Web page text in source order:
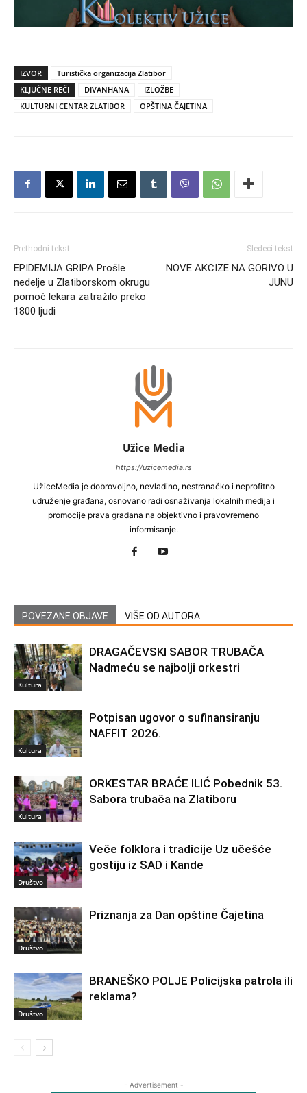
IZVOR
Turistička organizacija Zlatibor
KLJUČNE REČI
DIVANHANA
IZLOŽBE
KULTURNI CENTAR ZLATIBOR
OPŠTINA ČAJETINA
Prethodni tekst
EPIDEMIJA GRIPA Prošle
nedelje u Zlatiborskom okrugu
pomoć lekara zatražilo preko
1800 ljudi
Sledeći tekst
NOVE AKCIZE NA GORIVO U
JUNU
Užice Media
https://uzicemedia.rs
UžiceMedia je dobrovoljno, nevladino, nestranačko i neprofitno
udruženje građana, osnovano radi osnaživanja lokalnih medija i
promocije prava građana na objektivno i pravovremeno
informisanje.
POVEZANE OBJAVE VIŠE OD AUTORA
Kultura
DRAGAČEVSKI SABOR TRUBAČA
Nadmeću se najbolji orkestri
Kultura
Potpisan ugovor o sufinansiranju
NAFFIT 2026.
Kultura
ORKESTAR BRAĆE ILIĆ Pobednik 53.
Sabora trubača na Zlatiboru
Društvo
Veče folklora i tradicije Uz učešće
gostiju iz SAD i Kande
Društvo
Priznanja za Dan opštine Čajetina
Društvo
BRANEŠKO POLJE Policijska patrola ili
reklama?
- Advertisement -